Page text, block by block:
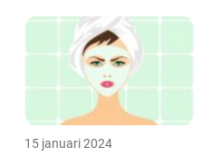
15 januari 2024